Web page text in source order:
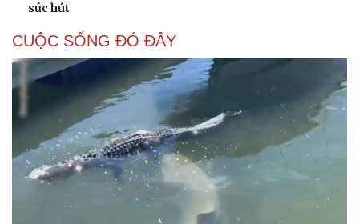
sức hút
CUỘC SỐNG ĐÓ ĐÂY